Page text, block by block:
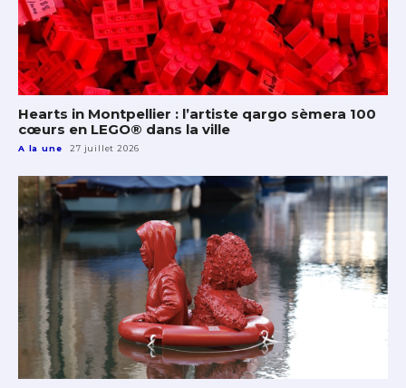
Hearts in Montpellier : l’artiste qargo sèmera 100
cœurs en LEGO® dans la ville
A la une 27 juillet 2026